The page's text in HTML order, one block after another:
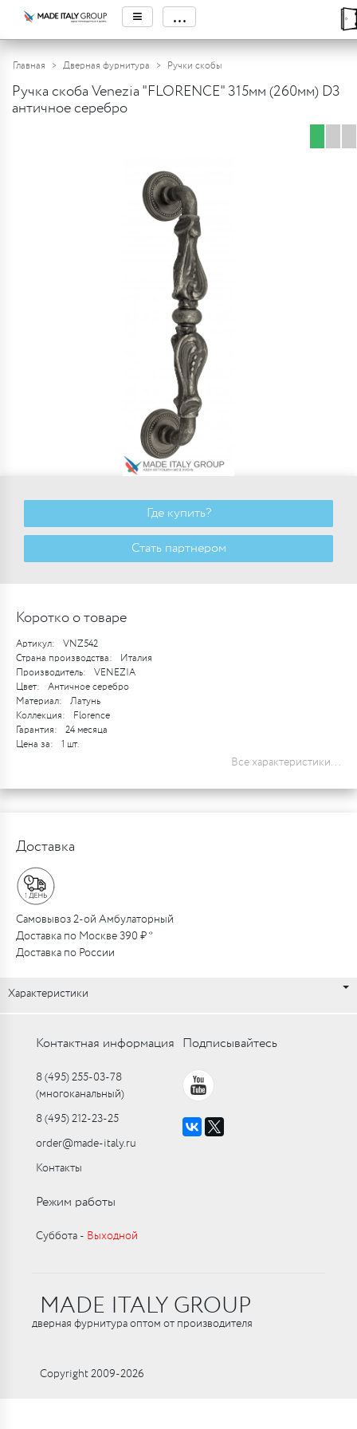
≡ ...
Главная Дверная фурнитура Ручки скобы
Ручка скоба Venezia "FLORENCE" 315мм (260мм) D3
античное серебро
Где купить?
Стать партнером
Коротко о товаре
Артикул:
VNZ542
Страна производства:
Италия
Производитель:
VENEZIA
Цвет:
Античное серебро
Материал:
Латунь
Коллекция:
Florence
Гарантия:
24 месяца
Цена за:
1 шт.
Все характеристики...
Доставка
Самовывоз 2-ой Амбулаторный
Доставка по Москве 390 ₽ *
Доставка по России
Характеристики
Контактная информация
8 (495) 255-03-78
(многоканальный)
8 (495) 212-23-25
order@made-italy.ru
Контакты
Подписывайтесь
Режим работы
Суббота ‑ Выходной
MADE ITALY GROUP
дверная фурнитура оптом от производителя
Copyright 2009-2026